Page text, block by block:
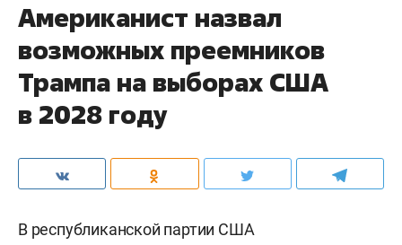
Американист назвал
возможных преемников
Трампа на выборах США
в 2028 году
В республиканской партии США